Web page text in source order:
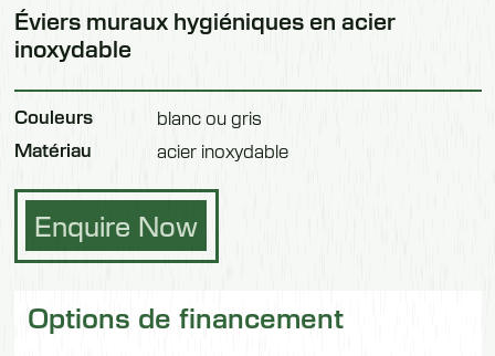
Éviers muraux hygiéniques en acier
inoxydable
Couleurs blanc ou gris
Matériau acier inoxydable
Enquire Now
Options de financement